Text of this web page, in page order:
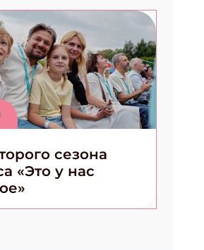
сезона
«Это у нас
"Классный журнал" в подарок!
Email